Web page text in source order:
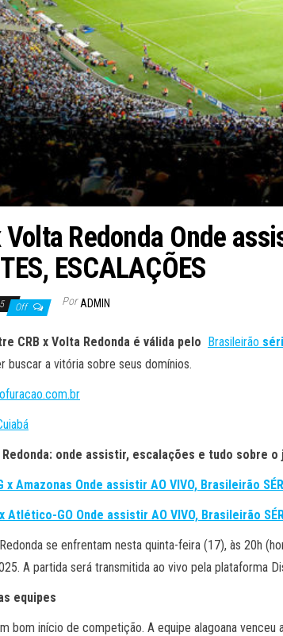
Volta Redonda Onde
ESCALAÇÕES
Off Por ADMIN
CRB x Volta Redonda é válida pelo Brasileirão
buscar a vitória sobre seus domínios.
Redonda: onde assistir, escalações e tudo sobre o
x Amazonas Onde assistir AO VIVO, Brasileirão
Atlético-GO Onde assistir AO VIVO, Brasileirão
se enfrentam nesta quinta-feira (17), às 20h
A partida será transmitida ao vivo pela plataforma
equipes
bom início de competição. A equipe alagoana